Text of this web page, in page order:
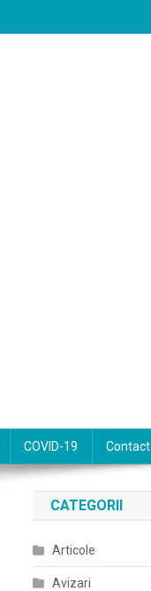
COVID-19 Contact
CATEGORII
Articole
Avizari